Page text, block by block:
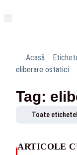
Acasă
eliberare ostatici
Tag:
Toate
ARTICOLE